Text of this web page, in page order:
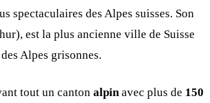
spectaculaires des Alpes suisses. Son
est la plus ancienne ville de Suisse
Alpes grisonnes.
tout un canton alpinavec plus de 150